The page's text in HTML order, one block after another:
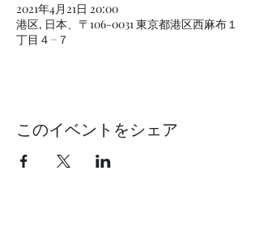
2021年4月21日 20:00
港区, 日本、〒106-0031 東京都港区西麻布１
丁目４−７
このイベントをシェア